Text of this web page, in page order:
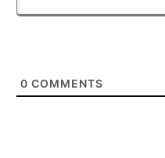
0 COMMENTS